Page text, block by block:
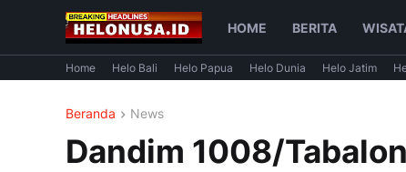
HOME BERITA
Home Helo Bali Helo Papua Helo Dunia Helo Jatim
Beranda News
Dandim 1008/